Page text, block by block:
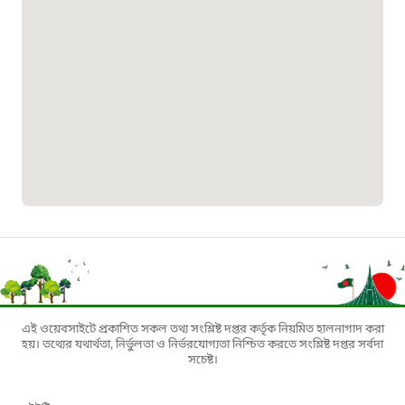
১৬৫৭৫
ই-জিপি ইমার্জেন্সি হটলাইন
১০০
বাংলাদেশ টেলিযোগাযোগ সেবা সংক্রান্ত
এই ওয়েবসাইটে প্রকাশিত সকল তথ্য সংশ্লিষ্ট দপ্তর কর্তৃক নিয়মিত হালনাগাদ করা
হয়। তথ্যের যথার্থতা, নির্ভুলতা ও নির্ভরযোগ্যতা নিশ্চিত করতে সংশ্লিষ্ট দপ্তর সর্বদা
সচেষ্ট।